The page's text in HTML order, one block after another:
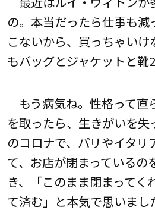
の。本当だったら仕事も減
こないから、買っちゃいけ
もバッグとジャケットと靴
もう病気ね。性格って直
を取ったら、生きがいを
のコロナで、パリやイタリ
て、お店が閉まっているの
き、「このまま閉まってく
て済む」と本気で思いまし